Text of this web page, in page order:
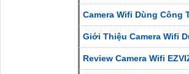
Camera Wifi Dùng Công
Giới Thiệu Camera Wifi
Review Camera Wifi